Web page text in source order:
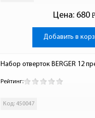
Цена: 680 Р
-
Добавить в
Набор отверток BERGER 12
Рейтинг:
Код: 450047